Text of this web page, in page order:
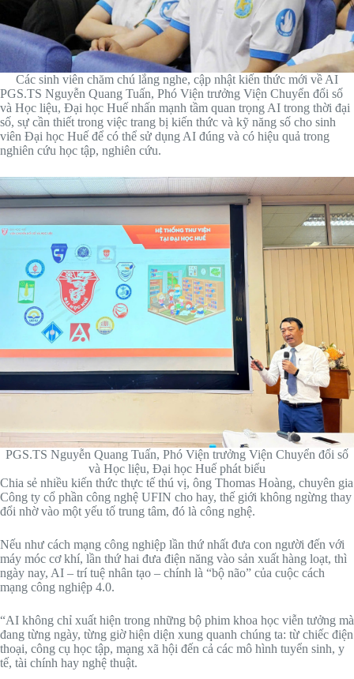
Các sinh viên chăm chú lắng nghe, cập nhật kiến thức mới về AI
PGS.TS Nguyễn Quang Tuấn, Phó Viện trưởng Viện Chuyển đổi số
và Học liệu, Đại học Huế nhấn mạnh tầm quan trọng AI trong thời đại
số, sự cần thiết trong việc trang bị kiến thức và kỹ năng số cho sinh
viên Đại học Huế để có thể sử dụng AI đúng và có hiệu quả trong
nghiên cứu học tập, nghiên cứu.
PGS.TS Nguyễn Quang Tuấn, Phó Viện trưởng Viện Chuyển đổi số
và Học liệu, Đại học Huế phát biểu
Chia sẻ nhiều kiến thức thực tế thú vị, ông Thomas Hoàng, chuyên gia
Công ty cổ phần công nghệ UFIN cho hay, thế giới không ngừng thay
đổi nhờ vào một yếu tố trung tâm, đó là công nghệ.
Nếu như cách mạng công nghiệp lần thứ nhất đưa con người đến với
máy móc cơ khí, lần thứ hai đưa điện năng vào sản xuất hàng loạt, thì
ngày nay, AI – trí tuệ nhân tạo – chính là “bộ não” của cuộc cách
mạng công nghiệp 4.0.
“AI không chỉ xuất hiện trong những bộ phim khoa học viễn tưởng mà
đang từng ngày, từng giờ hiện diện xung quanh chúng ta: từ chiếc điện
thoại, công cụ học tập, mạng xã hội đến cả các mô hình tuyển sinh, y
tế, tài chính hay nghệ thuật.